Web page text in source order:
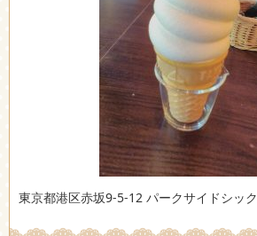
東京都港区赤坂9-5-12 パークサイドシッ